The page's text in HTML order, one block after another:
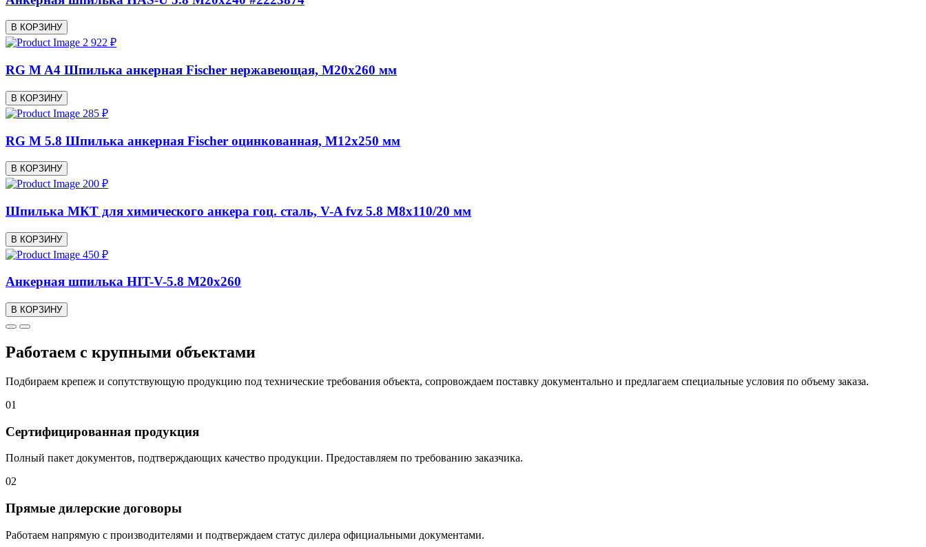
В КОРЗИНУ
2 922 ₽
RG M A4 Шпилька анкерная Fischer нержавеющая, M20x260 мм
В КОРЗИНУ
285 ₽
RG M 5.8 Шпилька анкерная Fischer оцинкованная, M12x250 мм
В КОРЗИНУ
200 ₽
Шпилька МКТ для химического анкера гоц. сталь, V-A fvz 5.8 M8x110/20 мм
В КОРЗИНУ
450 ₽
Анкерная шпилька HIT-V-5.8 M20x260
В КОРЗИНУ
Работаем с крупными объектами
Подбираем крепеж и сопутствующую продукцию под технические требования объекта, сопровождаем поставку документально и предлагаем специальные условия по объему заказа.
01
Сертифицированная продукция
Полный пакет документов, подтверждающих качество продукции. Предоставляем по требованию заказчика.
02
Прямые дилерские договоры
Работаем напрямую с производителями и подтверждаем статус дилера официальными документами.